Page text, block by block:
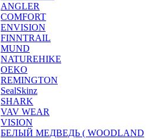
ANGLER
COMFORT
ENVISION
FINNTRAIL
MUND
NATUREHIKE
OEKO
REMINGTON
SealSkinz
SHARK
VAV WEAR
VISION
БЕЛЫЙ МЕДВЕДЬ ( WOODLAND